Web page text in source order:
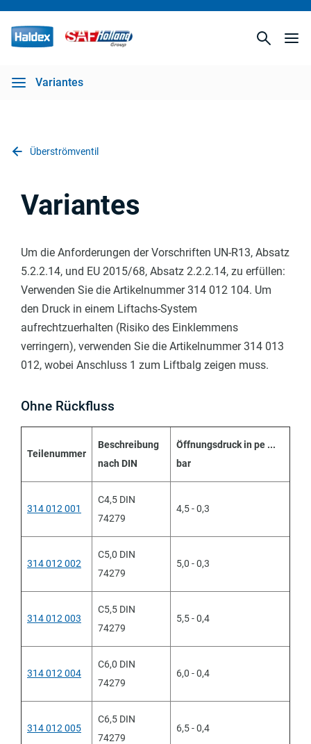
Variantes
Überströmventil
Variantes
Um die Anforderungen der Vorschriften UN-R13, Absatz
5.2.2.14, und EU 2015/68, Absatz 2.2.2.14, zu erfüllen:
Verwenden Sie die Artikelnummer 314 012 104. Um
den Druck in einem Liftachs-System
aufrechtzuerhalten (Risiko des Einklemmens
verringern), verwenden Sie die Artikelnummer 314 013
012, wobei Anschluss 1 zum Liftbalg zeigen muss.
Ohne Rückfluss
Teilenummer
Beschreibung
nach DIN
Öffnungsdruck in pe ...
bar
314 012 001
C4,5 DIN
74279
4,5 - 0,3
314 012 002
C5,0 DIN
74279
5,0 - 0,3
314 012 003
C5,5 DIN
74279
5,5 - 0,4
314 012 004
C6,0 DIN
74279
6,0 - 0,4
314 012 005
C6,5 DIN
74279
6,5 - 0,4